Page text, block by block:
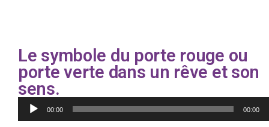
Le symbole du porte rouge ou
porte verte dans un rêve et son
sens.
Lecteur
audio00:00 00:00